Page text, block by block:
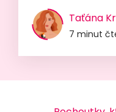
Taťána
7 minut